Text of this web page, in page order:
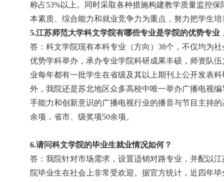
称占53%以上。同时采取各种措施构建教学质量监控
本素质、综合能力和就业竞争力为重点，努力把学生
5.江苏师范大学科文学院有哪些专业是学院的优势专业
答：科文学院现有本科专业（方向） 38个，不仅均为
优势学科举办，承办专业学院科研成果丰硕，师资队
业每年都有一批学生在省级及其以上期刊上公开发表
外，我院还是苏北地区众多高校中唯一举办广播电视
手能力和创新意识的广播电视行业的播音与节目主持
余项，省市、级奖项50余项。
6.请问科文学院的毕业生就业情况如何？
答：我院针对市场需求，设置适销对路专业，并配以
院毕业生在社会上非常受欢迎。据官方统计，近四年